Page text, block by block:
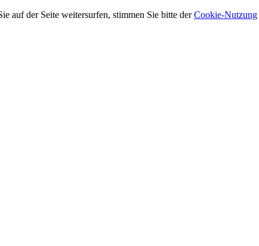
auf der Seite weitersurfen, stimmen Sie bitte derCookie-Nutzung